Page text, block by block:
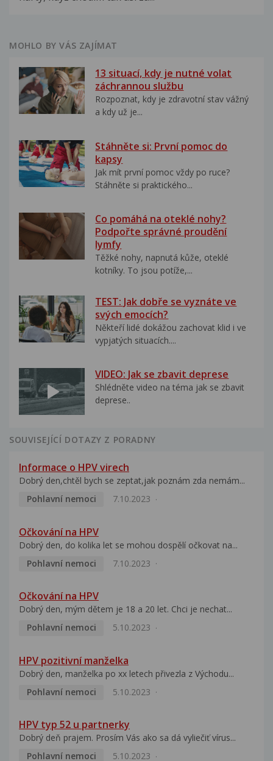
MOHLO BY VÁS ZAJÍMAT
13 situací, kdy je nutné volat
záchrannou službu
Rozpoznat, kdy je zdravotní stav vážný
a kdy už je...
Stáhněte si: První pomoc do
kapsy
Jak mít první pomoc vždy po ruce?
Stáhněte si praktického...
Co pomáhá na oteklé nohy?
Podpořte správné proudění
lymfy
Těžké nohy, napnutá kůže, oteklé
kotníky. To jsou potíže,...
TEST: Jak dobře se vyznáte ve
svých emocích?
Někteří lidé dokážou zachovat klid i ve
vypjatých situacích....
VIDEO: Jak se zbavit deprese
Shlédněte video na téma jak se zbavit
deprese..
SOUVISEJÍCÍ DOTAZY Z PORADNY
Informace o HPV virech
Dobrý den,chtěl bych se zeptat,jak poznám zda nemám...
Pohlavní nemoci
7.10.2023
Očkování na HPV
Dobrý den, do kolika let se mohou dospělí očkovat na...
Pohlavní nemoci
7.10.2023
Očkování na HPV
Dobrý den, mým dětem je 18 a 20 let. Chci je nechat...
Pohlavní nemoci
5.10.2023
HPV pozitivní manželka
Dobrý den, manželka po xx letech přivezla z Východu...
Pohlavní nemoci
5.10.2023
HPV typ 52 u partnerky
Dobrý deň prajem. Prosím Vás ako sa dá vyliečiť vírus...
Pohlavní nemoci
5.10.2023